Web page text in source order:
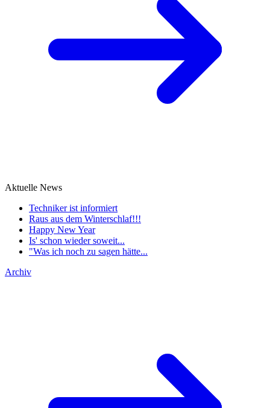
Aktuelle News
Techniker ist informiert
Raus aus dem Winterschlaf!!!
Happy New Year
Is' schon wieder soweit...
"Was ich noch zu sagen hätte...
Archiv